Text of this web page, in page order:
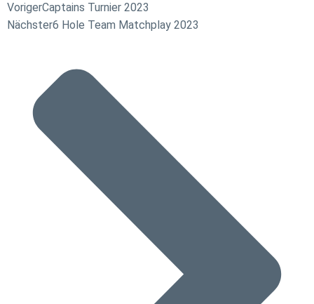
VorigerCaptains Turnier 2023
Nächster6 Hole Team Matchplay 2023